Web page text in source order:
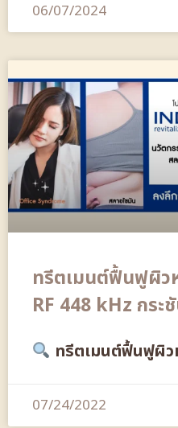
06/07/2024
ทรีตเมนต์ฟื้นฟูผิ
RF 448 kHz กระ
ทรีตเมนต์ฟื้นฟูผิ
07/24/2022